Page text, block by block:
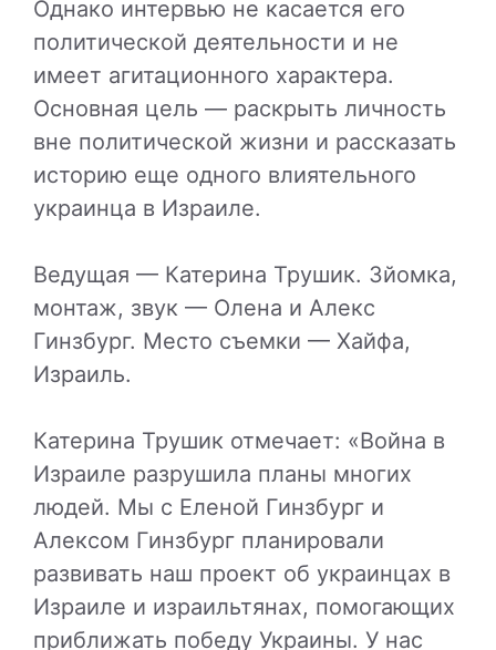
Однако интервью не касается его
политической деятельности и не
имеет агитационного характера.
Основная цель — раскрыть личность
вне политической жизни и рассказать
историю еще одного влиятельного
украинца в Израиле.
Ведущая — Катерина Трушик. Зйомка,
монтаж, звук — Олена и Алекс
Гинзбург. Место съемки — Хайфа,
Израиль.
Катерина Трушик отмечает: «Война в
Израиле разрушила планы многих
людей. Мы с Еленой Гинзбург и
Алексом Гинзбург планировали
развивать наш проект об украинцах в
Израиле и израильтянах, помогающих
приближать победу Украины. У нас